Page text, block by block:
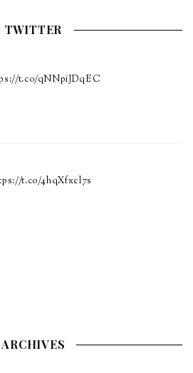
TWITTER
t.co/qNNpiJDqEC
t.co/4hqXfxel7s
ARCHIVES